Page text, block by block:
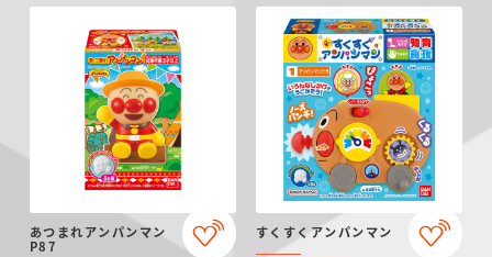
あつまれアンパンマン
P87
すくすくアンパンマン